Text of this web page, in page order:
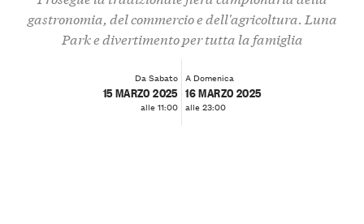
gastronomia, del commercio e dell'agricoltura. Luna
Park e divertimento per tutta la famiglia
Da Sabato
15 MARZO 2025
alle 11:00
A Domenica
16 MARZO 2025
alle 23:00